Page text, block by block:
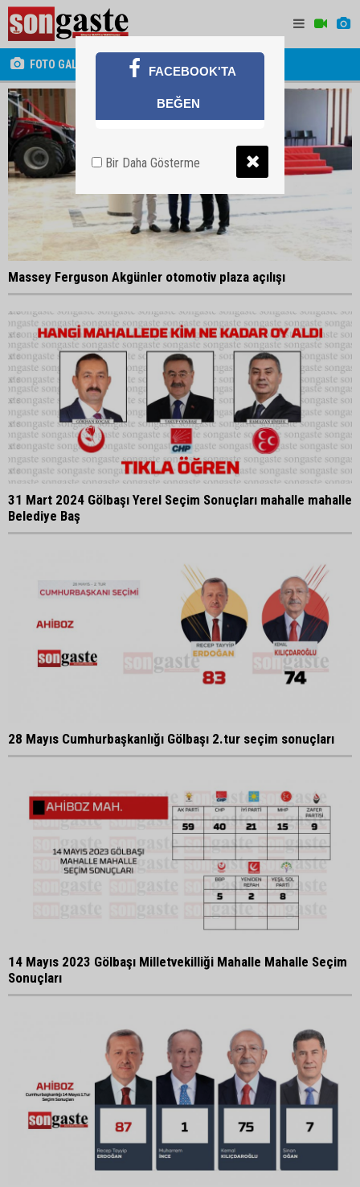
FOTO GALERİ
Massey Ferguson Akgünler otomotiv plaza açılışı
31 Mart 2024 Gölbaşı Yerel Seçim Sonuçları mahalle mahalle
Belediye Baş
28 Mayıs Cumhurbaşkanlığı Gölbaşı 2.tur seçim sonuçları
14 Mayıs 2023 Gölbaşı Milletvekilliği Mahalle Mahalle Seçim
Sonuçları
FACEBOOK'TA
BEĞEN
Bir Daha Gösterme